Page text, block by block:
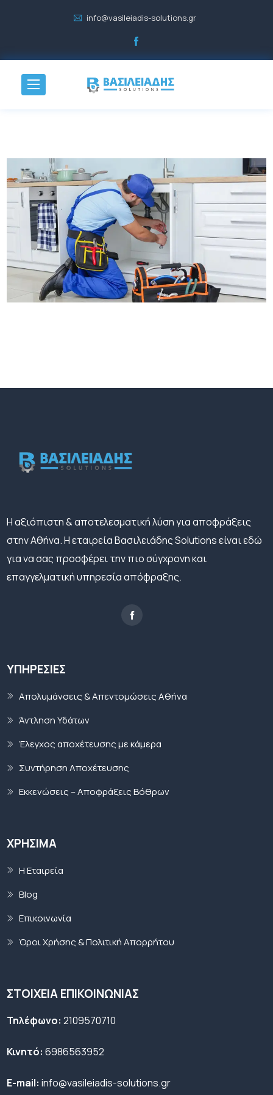
info@vasileiadis-solutions.gr
H αξιόπιστη & αποτελεσματική λύση για αποφράξεις
στην Αθήνα. Η εταιρεία Βασιλειάδης Solutions είναι εδώ
για να σας προσφέρει την πιο σύγχρονη και
επαγγελματική υπηρεσία απόφραξης.
ΥΠΗΡΕΣΊΕΣ
Απολυμάνσεις & Απεντομώσεις Αθήνα
Άντληση Υδάτων
Έλεγχος αποχέτευσης με κάμερα
Συντήρηση Αποχέτευσης
Εκκενώσεις – Αποφράξεις Βόθρων
ΧΡΉΣΙΜΑ
Η Εταιρεία
Blog
Επικοινωνία
Όροι Χρήσης & Πολιτική Απορρήτου
ΣΤΟΙΧΕΙΑ ΕΠΙΚΟΙΝΩΝΙΑΣ
Τηλέφωνο: 2109570710
Κινητό: 6986563952
E-mail: info@vasileiadis-solutions.gr